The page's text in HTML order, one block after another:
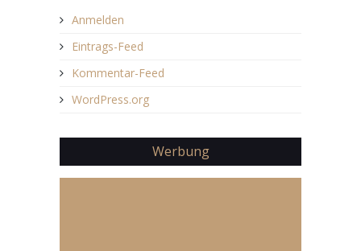
Anmelden
Eintrags-Feed
Kommentar-Feed
WordPress.org
Werbung